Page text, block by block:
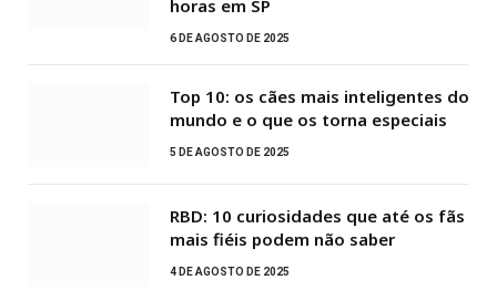
horas em SP
6 DE AGOSTO DE 2025
Top 10: os cães mais inteligentes do
mundo e o que os torna especiais
5 DE AGOSTO DE 2025
RBD: 10 curiosidades que até os fãs
mais fiéis podem não saber
4 DE AGOSTO DE 2025